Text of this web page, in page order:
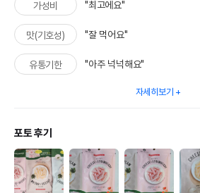
가성비 "최고에요"
맛(기호성) "잘 먹어요"
유통기한 "아주 넉넉해요"
자세히보기
포토 후기